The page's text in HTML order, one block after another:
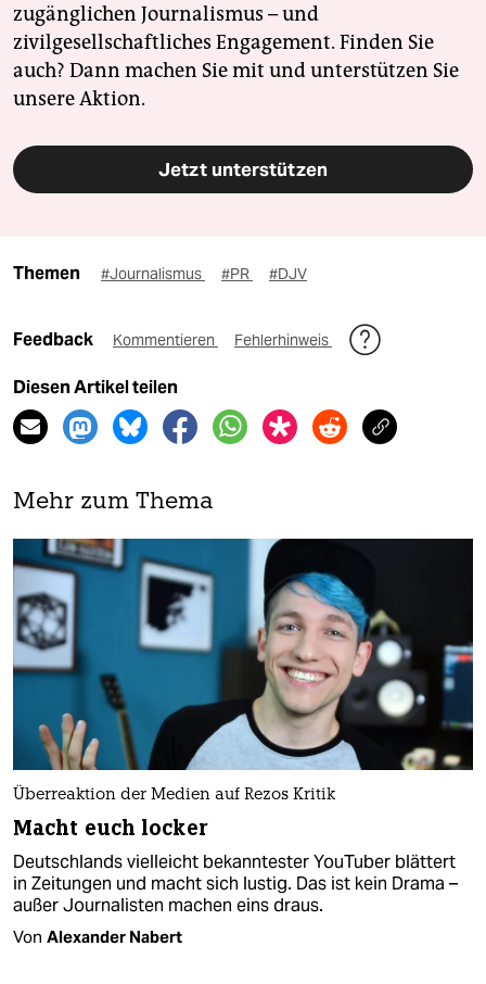
zugänglichen Journalismus – und
zivilgesellschaftliches Engagement. Finden Sie
auch? Dann machen Sie mit und unterstützen Sie
unsere Aktion.
Jetzt unterstützen
Themen #Journalismus #PR #DJV
Feedback Kommentieren Fehlerhinweis
Diesen Artikel teilen
Mehr zum Thema
Überreaktion der Medien auf Rezos Kritik
Macht euch locker
Deutschlands vielleicht bekanntester YouTuber blättert
in Zeitungen und macht sich lustig. Das ist kein Drama –
außer Journalisten machen eins draus.
Von Alexander Nabert